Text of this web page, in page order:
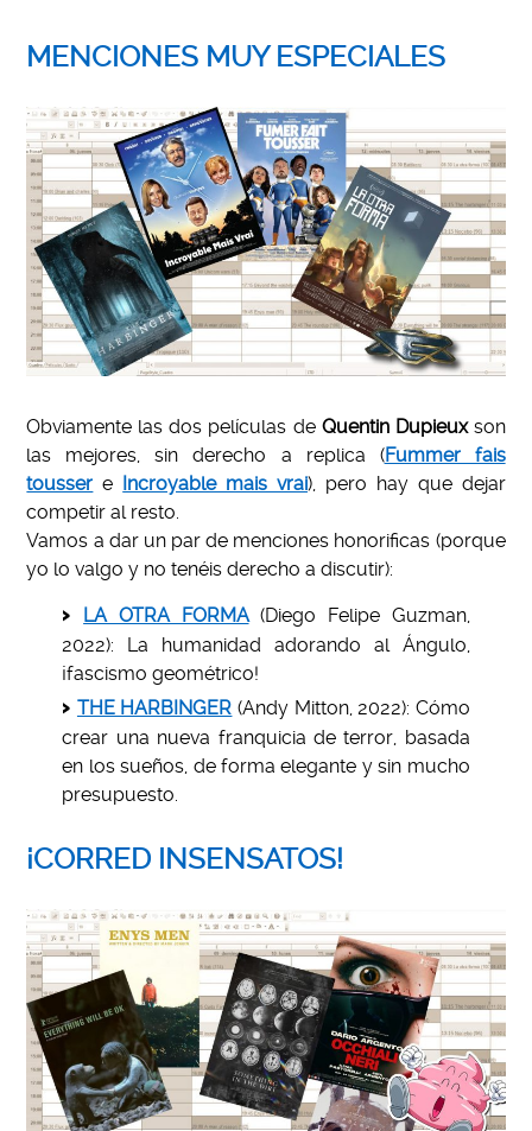
MENCIONES MUY ESPECIALES
Obviamente las dos películas de Quentin Dupieuxson
las mejores, sin derecho a replica (Fummer fais
tousser e Incroyable mais vrai), pero hay que dejar
competir al resto.
Vamos a dar un par de menciones honorificas (porque
yo lo valgo y no tenéis derecho a discutir):
LA OTRA FORMA(Diego Felipe Guzman,
2022): La humanidad adorando al Ángulo,
¡fascismo geométrico!
THE HARBINGER (Andy Mitton, 2022): Cómo
crear una nueva franquicia de terror, basada
en los sueños, de forma elegante y sin mucho
presupuesto.
¡CORRED INSENSATOS!